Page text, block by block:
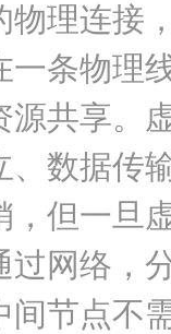
物理连接
一条物理
源共享。
、数据传
，但一旦
过网络，
间节点不